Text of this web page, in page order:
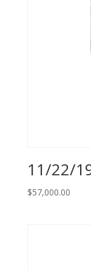
11/22/
$57,000.00